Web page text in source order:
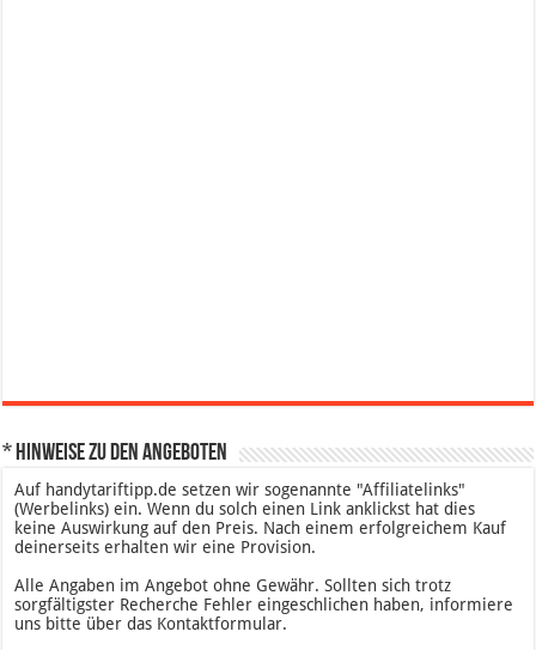
* Hinweise zu den Angeboten
Auf handytariftipp.de setzen wir sogenannte "Affiliatelinks"
(Werbelinks) ein. Wenn du solch einen Link anklickst hat dies
keine Auswirkung auf den Preis. Nach einem erfolgreichem Kauf
deinerseits erhalten wir eine Provision.
Alle Angaben im Angebot ohne Gewähr. Sollten sich trotz
sorgfältigster Recherche Fehler eingeschlichen haben, informiere
uns bitte über das Kontaktformular.